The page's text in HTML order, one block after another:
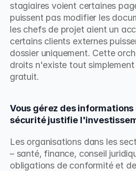
stagiaires voient certaines
puissent pas modifier les
les chefs de projet aient un
certains clients externes
dossier uniquement. Cette
droits n'existe tout
gratuit.
Vous gérez des informations
sécurité justifie
Les organisations dans les
– santé, finance, conseil
obligations de conformité et